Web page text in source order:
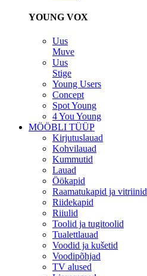
YOUNG VOX
Uus
Muve
Uus
Stige
Young Users
Concept
Spot Young
4 You Young
MÖÖBLI TÜÜP
Kirjutuslauad
Kohvilauad
Kummutid
Lauad
Öökapid
Raamatukapid ja vitriinid
Riidekapid
Riiulid
Toolid ja tugitoolid
Tualettlauad
Voodid ja kušetid
Voodipõhjad
TV alused